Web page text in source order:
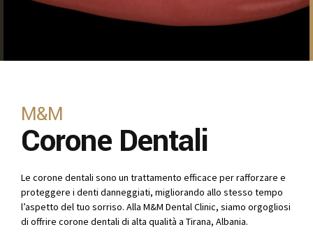
M&M
Corone Dentali
Le corone dentali sono un trattamento efficace per rafforzare e
proteggere i denti danneggiati, migliorando allo stesso tempo
l’aspetto del tuo sorriso. Alla M&M Dental Clinic, siamo orgogliosi
di offrire corone dentali di alta qualità a Tirana, Albania.